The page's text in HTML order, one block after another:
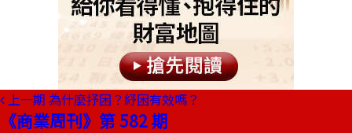
上一期 為什麼抒困？紓困有效嗎？
《商業周刊》第 582 期